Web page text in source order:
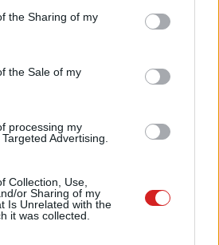
usage behaviour. You may click to
Google and its third-party tags to
specified purposes in below Google
the Sharing of my
the Sale of my
processing my
Advertising.
Collection, Use,
or Sharing of my
Is Unrelated with the
it was collected.
One előfizetéssel volt elérhető.
szerint egy másik
csak a One előfizetők
a dark webes jelentések pedig
számára hozzáférhetővé
az érdeklődés hiánya miatt
t és inkább a legkeresettebb
A vállalat arra ösztönzi a